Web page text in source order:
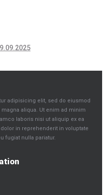
adipisicing elit, sed do eiusmod
aliqua. Ut enim ad minim
laboris nisi ut aliquip ex ea
in reprehenderit in voluptate
fugiat nulla pariatur.